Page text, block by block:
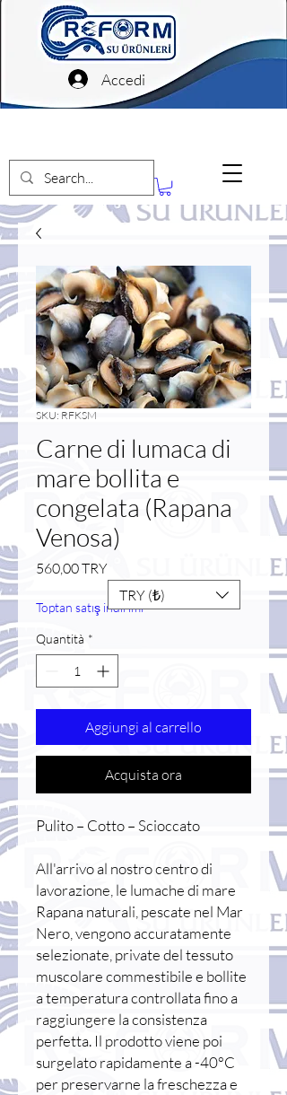
Accedi
SKU: RFKSM
Carne di lumaca di
mare bollita e
congelata (Rapana
Venosa)
560,00 TRYPrezzo
Toptan satış indirimi
Quantità *
Aggiungi al carrello
Acquista ora
Pulito – Cotto – Scioccato
All'arrivo al nostro centro di
lavorazione, le lumache di mare
Rapana naturali, pescate nel Mar
Nero, vengono accuratamente
selezionate, private del tessuto
muscolare commestibile e bollite
a temperatura controllata fino a
raggiungere la consistenza
perfetta. Il prodotto viene poi
surgelato rapidamente a -40°C
per preservarne la freschezza e
TRY (₺)